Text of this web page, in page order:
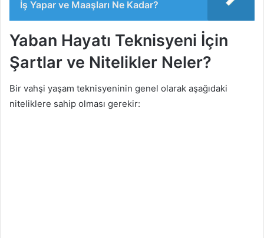
İş Yapar ve Maaşları Ne Kadar?
Yaban Hayatı Teknisyeni İçin
Şartlar ve Nitelikler Neler?
Bir vahşi yaşam teknisyeninin genel olarak aşağıdaki
niteliklere sahip olması gerekir: